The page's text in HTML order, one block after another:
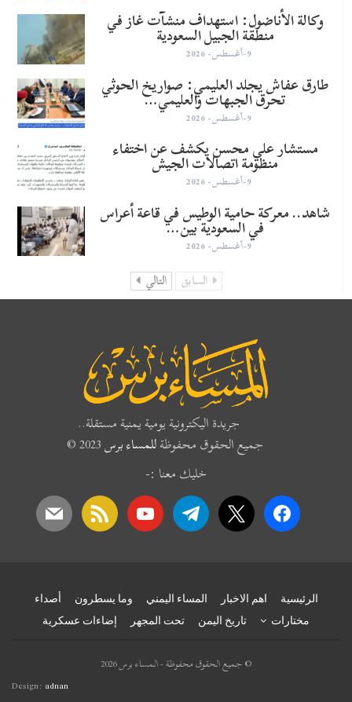
وكالة الأناضول: استهداف منشآت غاز في
منطقة الجبيل السعودية
9-أغسطس- 2026
طارق عفاش يجلد العليمي: صواريخ الحوثي
تحرق الجبهات والعليمي…
9-أغسطس- 2026
مستشار علي محسن يكشف عن اختفاء
منظومة اتصالات الجيش
9-أغسطس- 2026
شاهد.. معركة حامية الوطيس في قاعة أعراس
في السعودية بين…
9-أغسطس- 2026
السابق التالي
جريدة اليكترونية يومية يمنية مستقلة..
جميع الحقوق محفوظةللمساء برس
خليك معنا :-
facebook
x
telegram
youtube
rss
mail
الرئيسية اهم الاخبار المساء اليمني وما يسطرون
أصداء
مختارات
تاريخ اليمن تحت المجهر إضاءات عسكرية
© جميع الحقوق محفوظة - المساء برس 2026
Design: adnan